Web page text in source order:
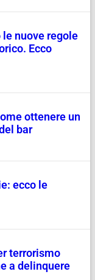
nuove regole
Ecco
ottenere un
bar
ecco le
terrorismo
a delinquere